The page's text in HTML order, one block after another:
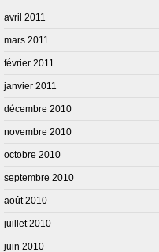
avril 2011
mars 2011
février 2011
janvier 2011
décembre 2010
novembre 2010
octobre 2010
septembre 2010
août 2010
juillet 2010
juin 2010